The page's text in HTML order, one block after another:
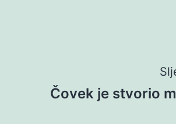
Čovek je stvorio